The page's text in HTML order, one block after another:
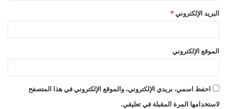
البريد الإلكتروني *
الموقع الإلكتروني
احفظ اسمي، بريدي الإلكتروني، والموقع الإلكتروني في هذا المتصفح
لاستخدامها المرة المقبلة في تعليقي.